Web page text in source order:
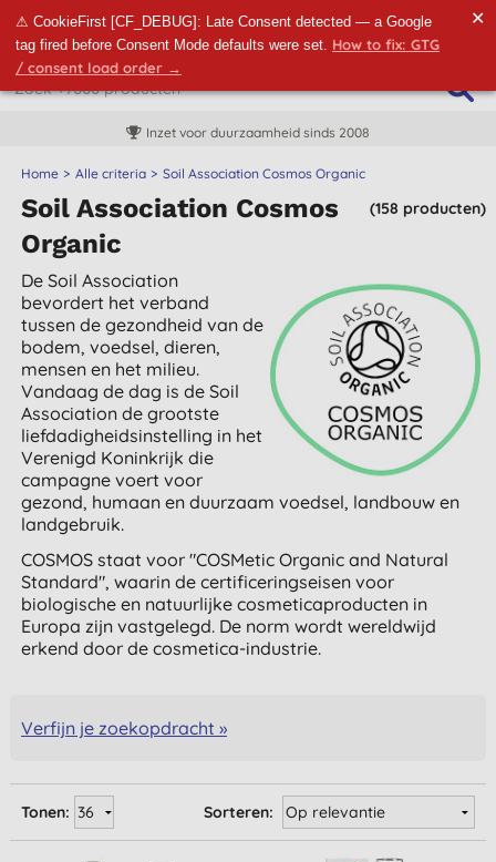
⚠ CookieFirst [CF_DEBUG]: Late Consent detected — a Google
tag fired before Consent Mode defaults were set. How to fix: GTG
/ consent load order →
✕
Inzet voor duurzaamheid sinds 2008
Home Alle criteria Soil Association Cosmos Organic
(158 producten)
Soil Association Cosmos
Organic
De Soil Association
bevordert het verband
tussen de gezondheid van de
bodem, voedsel, dieren,
mensen en het milieu.
Vandaag de dag is de Soil
Association de grootste
liefdadigheidsinstelling in het
Verenigd Koninkrijk die
campagne voert voor
gezond, humaan en duurzaam voedsel, landbouw en
landgebruik.
COSMOS staat voor "COSMetic Organic and Natural
Standard", waarin de certificeringseisen voor
biologische en natuurlijke cosmeticaproducten in
Europa zijn vastgelegd. De norm wordt wereldwijd
erkend door de cosmetica-industrie.
Verfijn je zoekopdracht »
Sorteren:
Tonen: